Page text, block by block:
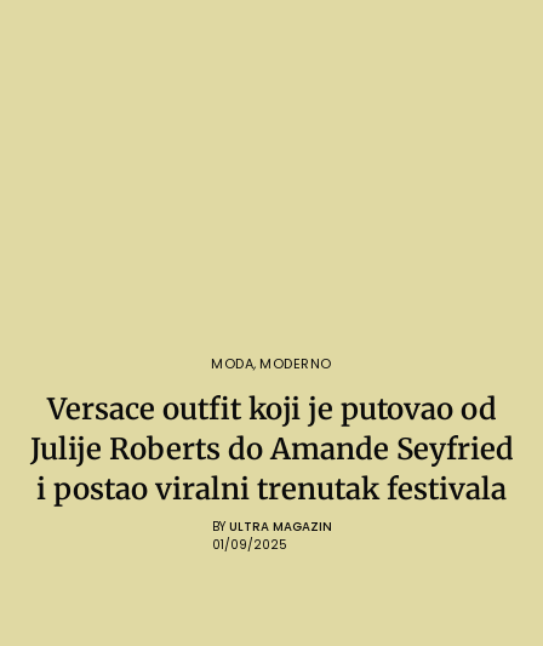
MODA, MODERNO
Versace outfit koji je putovao od
Julije Roberts do Amande Seyfried
i postao viralni trenutak festivala
BY ULTRA MAGAZIN
01/09/2025